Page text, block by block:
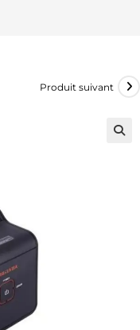
Produit suivant